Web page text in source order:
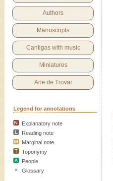
Authors
Manuscripts
Cantigas with music
Miniatures
Arte de Trovar
Legend for annotations
Explanatory note
Reading note
Marginal note
Toponymy
People
Glossary